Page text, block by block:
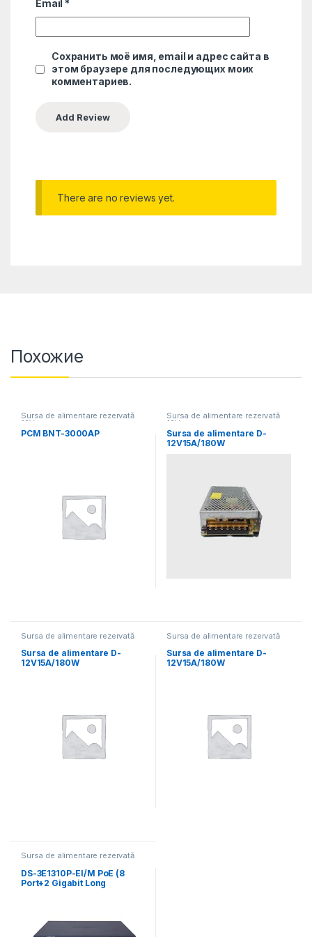
Email *
Сохранить моё имя, email и адрес сайта в
этом браузере для последующих моих
комментариев.
There are no reviews yet.
Похожие
Sursa de alimentare rezervată
12V
PCM BNT-3000AP
Sursa de alimentare rezervată
12V
Sursa de alimentare D-
12V15A/180W
Sursa de alimentare rezervată
Sursa de alimentare D-
12V15A/180W
Sursa de alimentare rezervată
Sursa de alimentare D-
12V15A/180W
Sursa de alimentare rezervată
DS-3E1310P-EI/M PoE (8
Port+2 Gigabit Long